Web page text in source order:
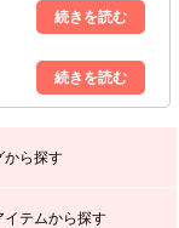
｣はお休みいたしま
対応となりますので
ます｡
から探す
イテムから探す